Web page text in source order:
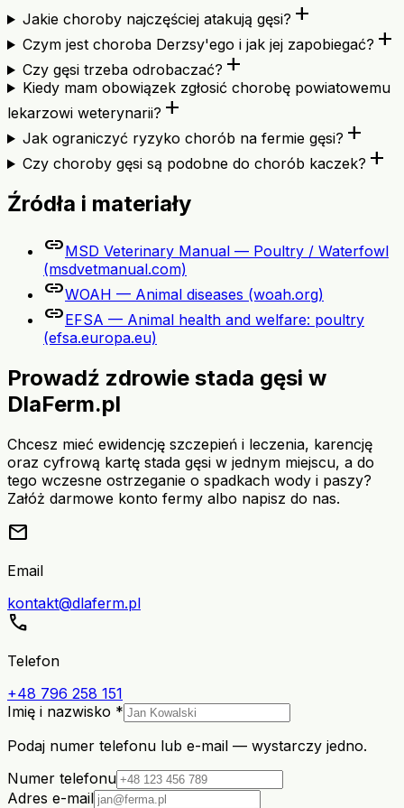
Jakie choroby najczęściej atakują gęsi? add
Czym jest choroba Derzsy'ego i jak jej zapobiegać? add
Czy gęsi trzeba odrobaczać? add
Kiedy mam obowiązek zgłosić chorobę powiatowemu
lekarzowi weterynarii? add
Jak ograniczyć ryzyko chorób na fermie gęsi? add
Czy choroby gęsi są podobne do chorób kaczek? add
Źródła i materiały
linkMSD Veterinary Manual — Poultry / Waterfowl
(msdvetmanual.com)
linkWOAH — Animal diseases (woah.org)
linkEFSA — Animal health and welfare: poultry
(efsa.europa.eu)
Prowadź zdrowie stada gęsi w
DlaFerm.pl
Chcesz mieć ewidencję szczepień i leczenia, karencję
oraz cyfrową kartę stada gęsi w jednym miejscu, a do
tego wczesne ostrzeganie o spadkach wody i paszy?
Załóż darmowe konto fermy albo napisz do nas.
mail
Email
kontakt@dlaferm.pl
call
Telefon
+48 796 258 151
Imię i nazwisko *
Podaj numer telefonu lub e-mail — wystarczy jedno.
Numer telefonu
Adres e-mail